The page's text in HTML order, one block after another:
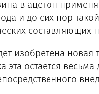
в ацетон
и до сих пор
составляющих
изобретена новая
остается весьма